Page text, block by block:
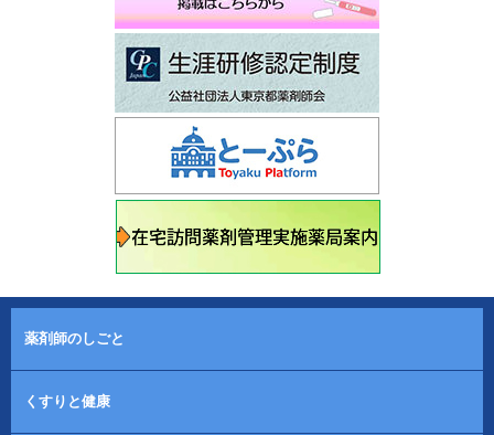
薬剤師のしごと
くすりと健康